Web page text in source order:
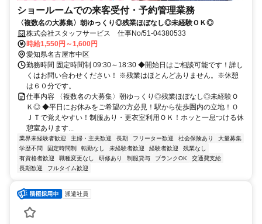
ショールームでの来客受付・予約管理業務
〈複数名の大募集〉朝ゆっくり◎残業ほぼなし◎未経験ＯＫ◎
株式会社スタッフサービス 仕事No/51-04380533
時給1,550円～1,600円
愛知県名古屋市中区
勤務時間 固定時間制 09:30～18:30 ◆開始日はご相談可能です！詳し
くはお問い合わせください！ ※残業はほとんどありません。※休憩
は６０分です。
仕事内容 〈複数名の大募集〉朝ゆっくり◎残業ほぼなし◎未経験Ｏ
Ｋ◎ ◆平日にお休みをご希望の方必見！駅から徒歩圏内の立地！Ｏ
ＪＴで覚えやすい！制服あり・更衣室利用ＯＫ！ホッと一息つける休
憩室あります...
業界未経験者歓迎 主婦・主夫歓迎 長期 フリーター歓迎 社会保険あり
大量募集
学歴不問
固定時間制 転勤なし 未経験者歓迎 経験者歓迎
残業なし
有資格者歓迎
職種変更なし 研修あり 制服貸与 ブランクOK
交通費支給
長期歓迎
フルタイム歓迎
派遣社員